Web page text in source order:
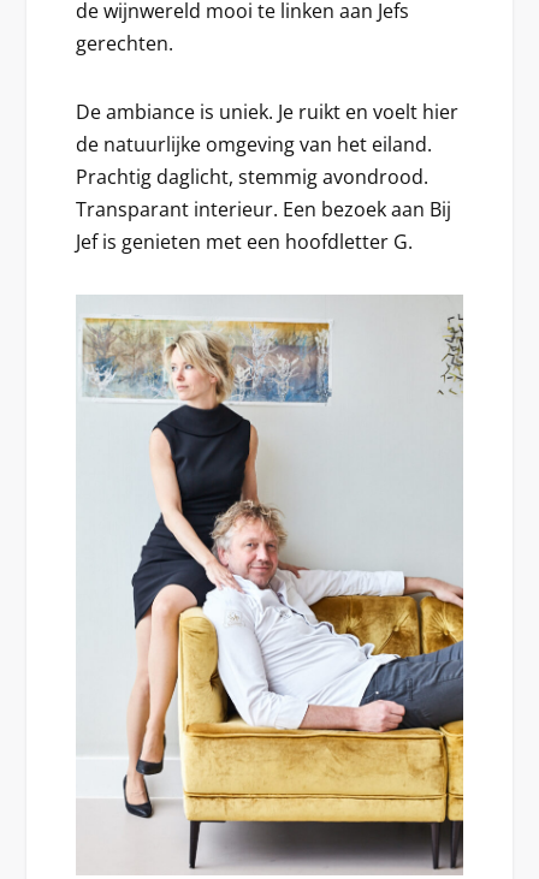
de wijnwereld mooi te linken aan Jefs
gerechten.
De ambiance is uniek. Je ruikt en voelt hier
de natuurlijke omgeving van het eiland.
Prachtig daglicht, stemmig avondrood.
Transparant interieur. Een bezoek aan Bij
Jef is genieten met een hoofdletter G.